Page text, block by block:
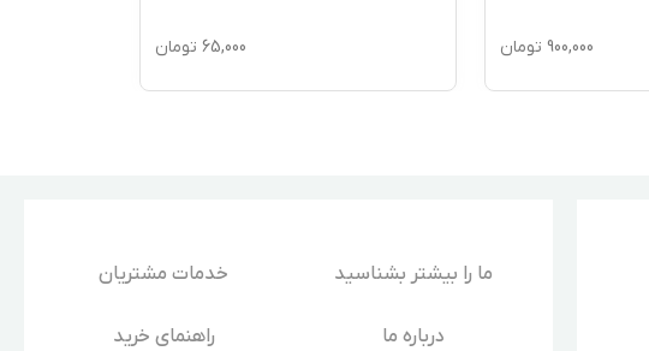
900,000 تومان 65,000 تومان
ما را بیشتر بشناسید
درباره‌ ما
خدمات مشتریان
راهنمای خرید